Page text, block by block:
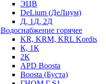
ЭЦВ
DeLium (ДеЛиум)
Д, 1Д, 2Д
Водоснабжение горячее
KR, KRM, KRL Kordis
К, 1К
2К
APD Boosta
Boosta (Буста)